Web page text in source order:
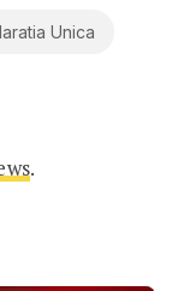
Unica
.